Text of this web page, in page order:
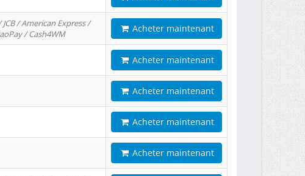
/ American Express /
/ Cash4WM
Acheter maintenant
Acheter maintenant
Acheter maintenant
Acheter maintenant
Acheter maintenant